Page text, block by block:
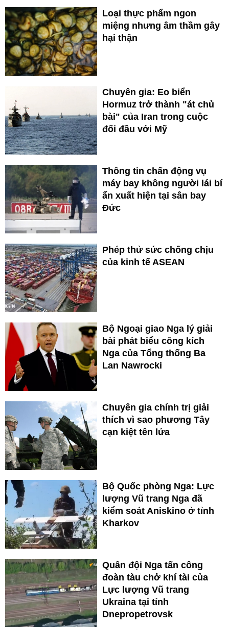
Loại thực phẩm ngon
miệng nhưng âm thầm gây
hại thận
Chuyên gia: Eo biển
Hormuz trở thành "át chủ
bài" của Iran trong cuộc
đối đầu với Mỹ
Thông tin chấn động vụ
máy bay không người lái bí
ẩn xuất hiện tại sân bay
Đức
Phép thử sức chống chịu
của kinh tế ASEAN
Bộ Ngoại giao Nga lý giải
bài phát biểu công kích
Nga của Tổng thống Ba
Lan Nawrocki
Chuyên gia chính trị giải
thích vì sao phương Tây
cạn kiệt tên lửa
Bộ Quốc phòng Nga: Lực
lượng Vũ trang Nga đã
kiểm soát Aniskino ở tỉnh
Kharkov
Quân đội Nga tấn công
đoàn tàu chở khí tài của
Lực lượng Vũ trang
Ukraina tại tỉnh
Dnepropetrovsk